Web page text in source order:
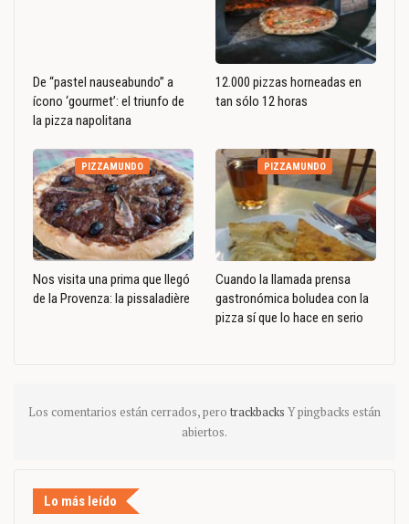
De “pastel nauseabundo” a
ícono ‘gourmet’: el triunfo de
la pizza napolitana
12.000 pizzas horneadas en
tan sólo 12 horas
PIZZAMUNDO
Nos visita una prima que llegó
de la Provenza: la pissaladière
PIZZAMUNDO
Cuando la llamada prensa
gastronómica boludea con la
pizza sí que lo hace en serio
Los comentarios están cerrados, pero trackbacks Y pingbacks están
abiertos.
Lo más leído